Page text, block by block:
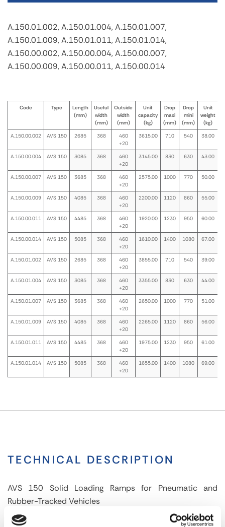
A.150.01.002, A.150.01.004, A.150.01.007,
A.150.01.009, A.150.01.011, A.150.01.014,
A.150.00.002, A.150.00.004, A.150.00.007,
A.150.00.009, A.150.00.011, A.150.00.014
Code Type
Length
(mm)
Useful
width
(mm)
Outside
width
(mm)
Unit
capacity
(kg)
Drop
maxi
(mm)
Drop
mini
(mm)
Unit
weight
(kg)
A.150.00.002
AVS 150 2685 368
460
+20
3615.00 710 540 38.00
A.150.00.004 AVS 150 3085 368
460
+20
3145.00 830 630 43.00
A.150.00.007 AVS 150 3685 368
460
+20
2575.00 1000 770 50.00
A.150.00.009 AVS 150 4085 368
460
+20
2200.00 1120 860 55.00
A.150.00.011 AVS 150 4485 368
460
+20
1920.00 1230 950 60.00
A.150.00.014 AVS 150 5085 368
460
+20
1610.00 1400 1080 67.00
A.150.01.002 AVS 150 2685 368
460
+20
3855.00 710 540 39.00
A.150.01.004 AVS 150 3085 368
460
+20
3355.00 830 630 44.00
A.150.01.007 AVS 150 3685 368
460
+20
2650.00 1000 770 51.00
A.150.01.009 AVS 150 4085 368
460
+20
2265.00 1120 860 56.00
A.150.01.011 AVS 150 4485 368
460
+20
1975.00 1230 950 61.00
A.150.01.014 AVS 150 5085 368
460
+20
1655.00 1400 1080 69.00
TECHNICAL DESCRIPTION
AVS 150 Solid Loading Ramps for Pneumatic and
Rubber-Tracked Vehicles